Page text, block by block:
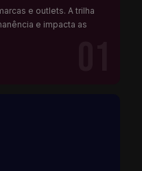
e outlets. A trilha
e impacta as